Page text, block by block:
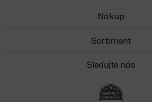
Nákup
Sortiment
Sledujte nás